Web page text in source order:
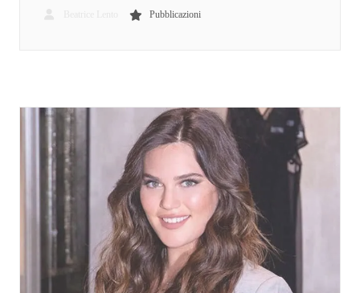
Pubblicazioni